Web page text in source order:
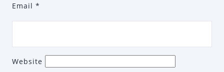
Email *
Website